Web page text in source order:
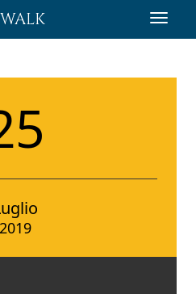
2019